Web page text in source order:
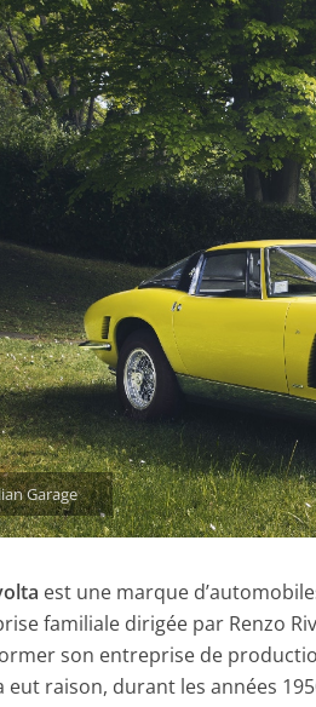
Garage
est une marque
familiale dirigée par Renzo
son entreprise de
eut raison, durant les années